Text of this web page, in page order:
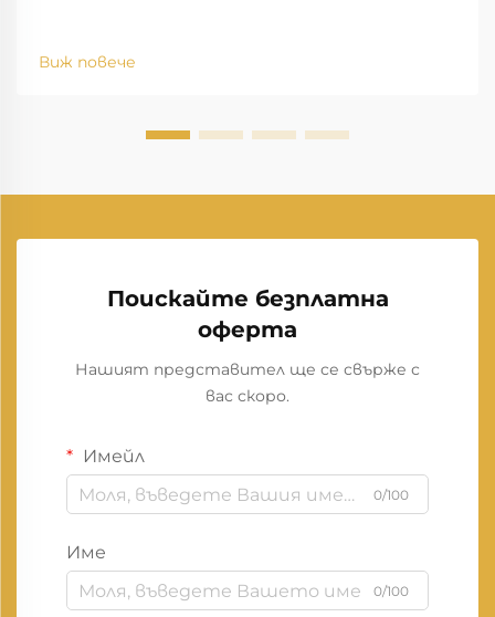
Виж повече
Поискайте безплатна
оферта
Нашият представител ще се свърже с
вас скоро.
Имейл
0/100
Име
0/100